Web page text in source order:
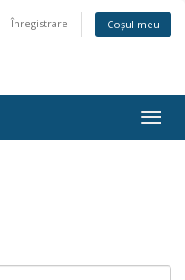
Înregistrare Coșul meu